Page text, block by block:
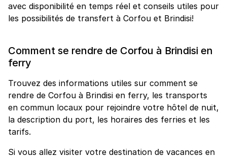
avec disponibilité en temps réel et conseils utiles pour
les possibilités de transfert à Corfou et Brindisi!
Comment se rendre de Corfou à Brindisi en
ferry
Trouvez des informations utiles sur comment se
rendre de Corfou à Brindisi en ferry, les transports
en commun locaux pour rejoindre votre hôtel de nuit,
la description du port, les horaires des ferries et les
tarifs.
Si vous allez visiter votre destination de vacances en